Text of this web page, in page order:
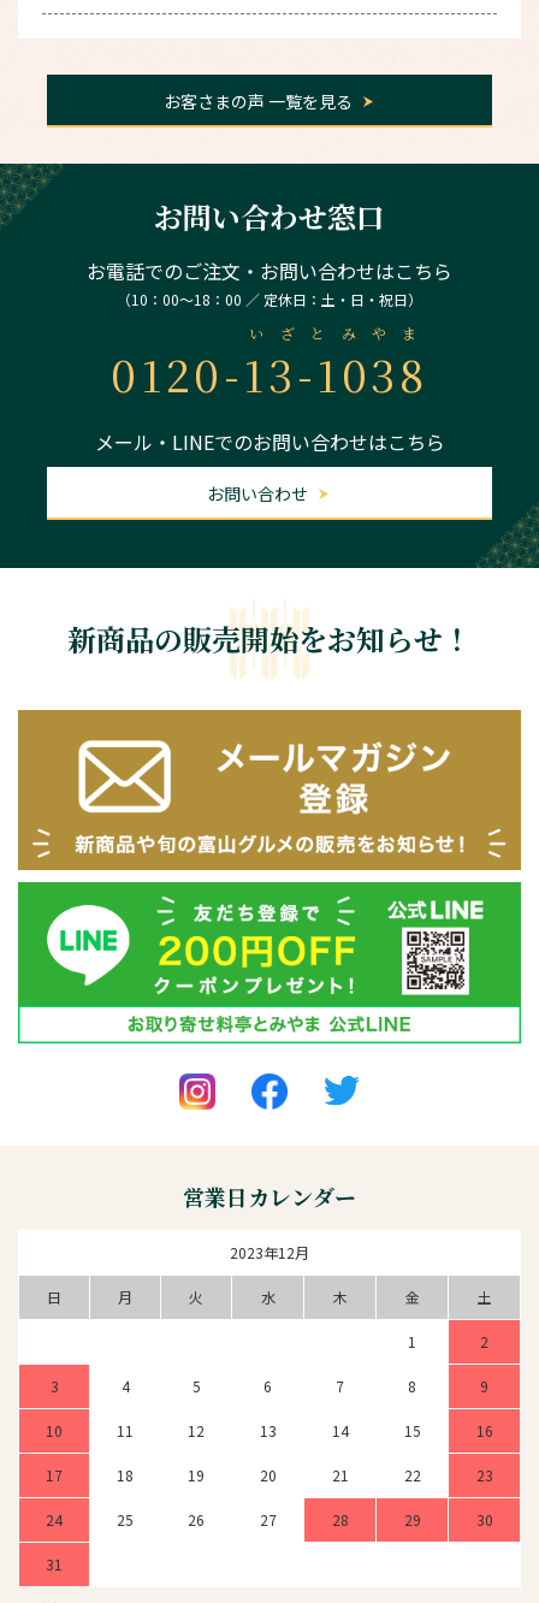
お客さまの声 一覧を見る
お問い合わせ窓口
お電話でのご注文・お問い合わせはこちら
（10：00～18：00 ／ 定休日：土・日・祝日）
0120-13-1038
いざとみやま
メール・LINEでのお問い合わせはこちら
お問い合わせ
新商品の販売開始をお知らせ！
営業日カレンダー
2023年12月
日 月 火 水 木 金 土
1 2
3 4 5 6 7 8 9
10 11 12 13 14 15 16
17 18 19 20 21 22 23
24 25 26 27 28 29 30
31